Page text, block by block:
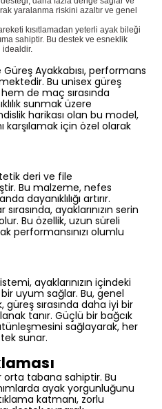
yaralanma riskini azaltır ve genel
kısıtlamadan yeterli ayak bileği
sahiptir. Bu destek ve esneklik
idealdir.
Ayakkabısı, performans
Bu unisex güreş
de maç sırasında
sunmak üzere
harikası olan bu model,
karşılamak için özel olarak
deri ve file
Bu malzeme, nefes
dayanıklılığı artırır.
ayaklarınızın serin
Bu özellik, uzun süreli
performansınızı olumlu
ayaklarınızın içindeki
uyum sağlar. Bu, genel
sırasında daha iyi bir
tanır. Güçlü bir bağcık
sağlayarak, her
sunar.
tabana sahiptir. Bu
ayak yorgunluğunu
katmanı, zorlu